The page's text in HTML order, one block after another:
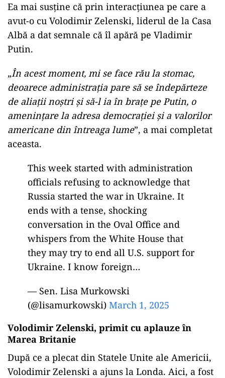
Ea mai susține că prin interacțiunea pe care a
avut-o cu Volodimir Zelenski, liderul de la Casa
Albă a dat semnale că îl apără pe Vladimir
Putin.
„În acest moment, mi se face rău la stomac,
deoarece administrația pare să se îndepărteze
de aliații noștri și să-l ia în brațe pe Putin, o
amenințare la adresa democrației și a valorilor
americane din întreaga lume”, a mai completat
aceasta.
This week started with administration
officials refusing to acknowledge that
Russia started the war in Ukraine. It
ends with a tense, shocking
conversation in the Oval Office and
whispers from the White House that
they may try to end all U.S. support for
Ukraine. I know foreign…
— Sen. Lisa Murkowski
(@lisamurkowski) March 1, 2025
Volodimir Zelenski, primit cu aplauze în
Marea Britanie
După ce a plecat din Statele Unite ale Americii,
Volodimir Zelenski a ajuns la Londa. Aici, a fost